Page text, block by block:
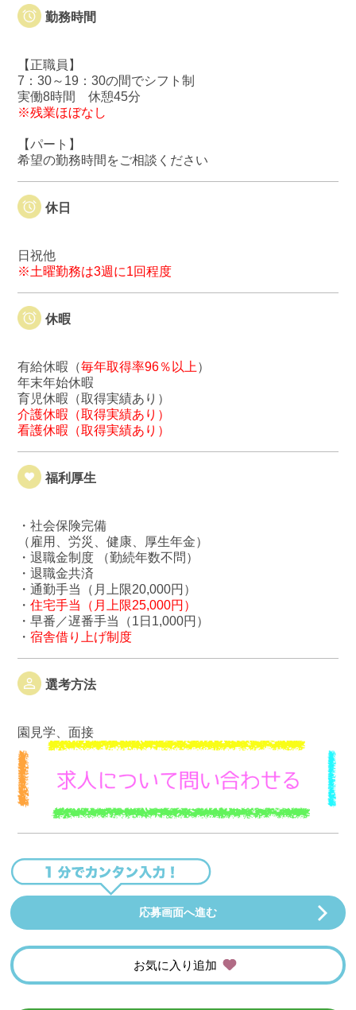
勤務時間
【正職員】
7：30～19：30の間でシフト制
実働8時間 休憩45分
※残業ほぼなし
【パート】
希望の勤務時間をご相談ください
休日
日祝他
※土曜勤務は3週に1回程度
休暇
有給休暇（毎年取得率96％以上 ）
年末年始休暇
育児休暇（取得実績あり）
介護休暇（取得実績あり）
看護休暇（取得実績あり）
福利厚生
・社会保険完備
（雇用、労災、健康、厚生年金）
・退職金制度 （勤続年数不問）
・退職金共済
・通勤手当（月上限20,000円）
・ 住宅手当（月上限25,000円）
・早番／遅番手当（1日1,000円）
・ 宿舎借り上げ制度
選考方法
園見学、面接
応募画面へ進む
お気に入り追加